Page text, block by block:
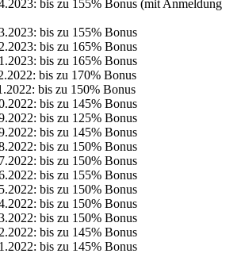
bis zu 155% Bonus (mit Anmeldung
bis zu 155% Bonus
bis zu 165% Bonus
bis zu 165% Bonus
bis zu 170% Bonus
bis zu 150% Bonus
bis zu 145% Bonus
bis zu 125% Bonus
bis zu 145% Bonus
bis zu 150% Bonus
bis zu 150% Bonus
bis zu 155% Bonus
bis zu 150% Bonus
bis zu 150% Bonus
bis zu 150% Bonus
bis zu 145% Bonus
bis zu 145% Bonus